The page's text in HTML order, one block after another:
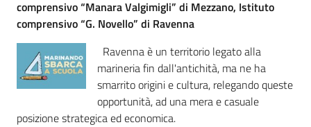
Assemblea
legislativa
comprensivo “Manara Valgimigli” di Mezzano, Istituto
comprensivo “G. Novello” di Ravenna
Ravenna è un territorio legato alla
marineria fin dall'antichità, ma ne ha
smarrito origini e cultura, relegando queste
opportunità, ad una mera e casuale
posizione strategica ed economica.